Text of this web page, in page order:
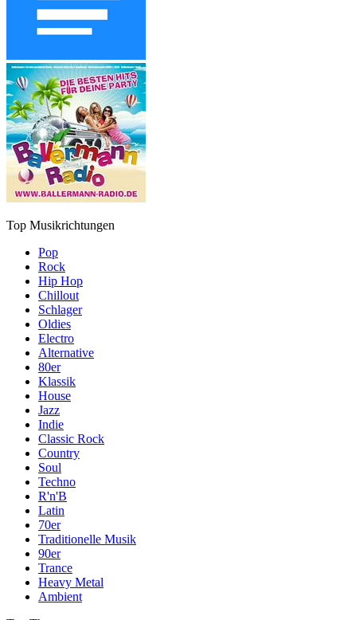
Top Musikrichtungen
Pop
Rock
Hip Hop
Chillout
Schlager
Oldies
Electro
Alternative
80er
Klassik
House
Jazz
Indie
Classic Rock
Country
Soul
Techno
R'n'B
Latin
70er
Traditionelle Musik
90er
Trance
Heavy Metal
Ambient